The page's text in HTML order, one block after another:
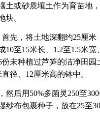
或砂质壤土作为育苗地
块。
先，将土地深翻约25厘米
10至15米长、1.2至1.5米
未种植过芦笋的洁净田园
径、12厘米高的钵中。
后用50%多菌灵250至
纱布包裹种子，放在25至